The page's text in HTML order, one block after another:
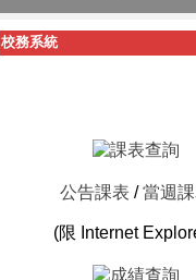
校務系統
公告課表 /當週
(限 Internet